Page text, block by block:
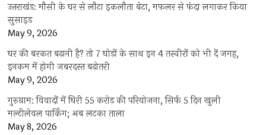
उत्तराखंड: मौसी के घर से लौटा इकलौता बेटा, मफलर से फंदा लगाकर किया
सुसाइड
May 9, 2026
घर की बरकत बढ़ानी है? तो 7 घोड़ों के साथ इन 4 तस्वीरों को भी दें जगह,
इनकम में होगी जबरदस्त बढ़ोतरी
May 9, 2026
गुरुग्राम: विवादों में घिरी 55 करोड़ की परियोजना, सिर्फ 5 दिन खुली
मल्टीलेवल पार्किंग; अब लटका ताला
May 8, 2026